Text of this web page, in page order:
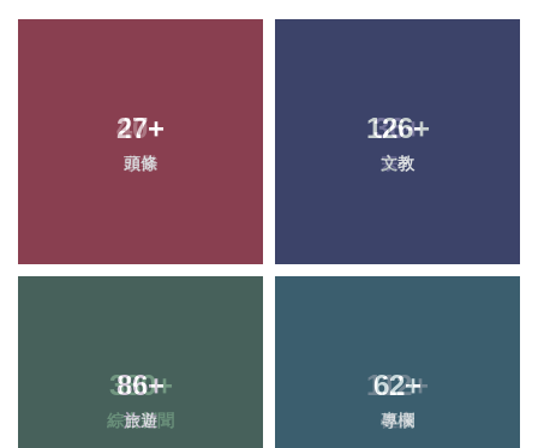
27+
頭條
126+
文教
86+
旅遊
62+
專欄